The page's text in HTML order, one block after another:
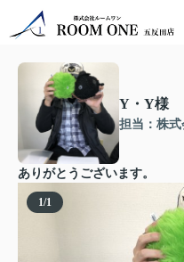
Y・Y様
担当：株
ありがとうございます。
1/1